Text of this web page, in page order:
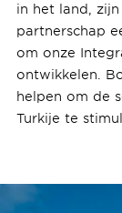
in het land,
partnerschap
om onze
ontwikkelen.
helpen om de
Turkije te